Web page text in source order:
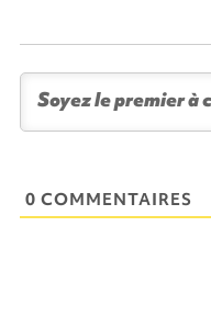
0 COMMENTAIRES